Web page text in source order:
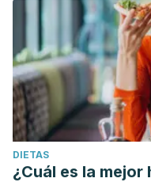
DIETAS
¿Cuál es la